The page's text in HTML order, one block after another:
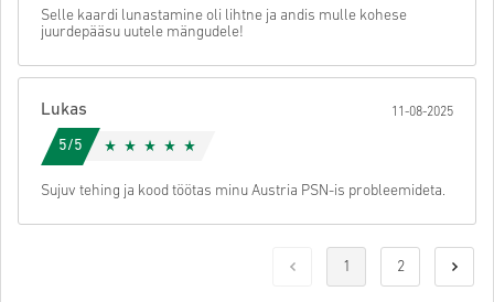
Selle kaardi lunastamine oli lihtne ja andis mulle kohese
juurdepääsu uutele mängudele!
Lukas 11-08-2025
5/5
Sujuv tehing ja kood töötas minu Austria PSN-is probleemideta.
1 2